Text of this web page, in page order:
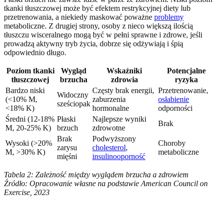
tkanki tłuszczowej może być efektem restrykcyjnej diety lub
przetrenowania, a niekiedy maskować poważne problemy
metaboliczne. Z drugiej strony, osoby z nieco większą ilością
tłuszczu wisceralnego mogą być w pełni sprawne i zdrowe, jeśli
prowadzą aktywny tryb życia, dobrze się odżywiają i śpią
odpowiednio długo.
Poziom tkanki
tłuszczowej
Wygląd
brzucha
Wskaźniki
zdrowia
Potencjalne
ryzyka
Bardzo niski
(<10% M,
<18% K)
Widoczny
sześciopak
Częsty brak energii,
zaburzenia
hormonalne
Przetrenowanie,
osłabienie
odporności
Średni (12-18%
M, 20-25% K)
Płaski
brzuch
Najlepsze wyniki
zdrowotne
Brak
Wysoki (>20%
M, >30% K)
Brak
zarysu
mięśni
Podwyższony
cholesterol,
insulinooporność
Choroby
metaboliczne
Tabela 2: Zależność między wyglądem brzucha a zdrowiem
Źródło: Opracowanie własne na podstawie American Council on
Exercise, 2023